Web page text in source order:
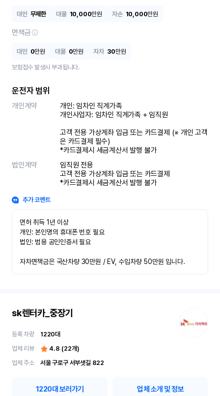
대인 무제한 대물 10,000만원 자손 10,000만원
면책금
대인 0만원 대물 0만원 자차 30만원
보험접수 발생시 부과됩니다.
운전자 범위
개인계약
개인: 임차인 직계가족
개인사업자: 임차인 직계가족 + 임직원
고객 전용 가상계좌 입금 또는 카드결제 (※ 개인 고객
은 카드결제 필수)
*카드결제시 세금계산서 발행 불가
법인계약
임직원 전용
고객 전용 가상계좌 입금 또는 카드결제
*카드결제시 세금계산서 발행 불가
추가 코멘트
면허 취득 1년 이상
개인: 본인명의 휴대폰 번호 필요
법인: 범용 공인인증서 필요
자차면책금은 국산차량 30만원 / EV, 수입차량 50만원 입니다.
sk렌터카_중장기
등록 차량 1220대
업체 리뷰
4.8 (22개)
업체 주소
서울 구로구 서부샛길 822
1220대 보러가기 업체 소개 및 정보